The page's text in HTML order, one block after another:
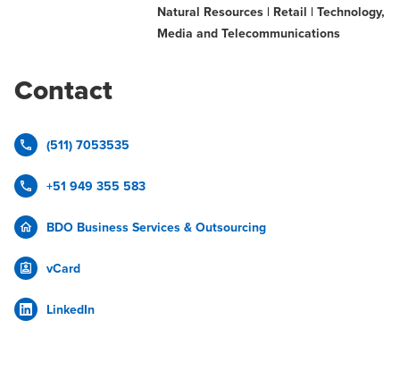
Natural Resources | Retail | Technology,
Media and Telecommunications
Contact
(511) 7053535
+51 949 355 583
BDO Business Services & Outsourcing
vCard
LinkedIn